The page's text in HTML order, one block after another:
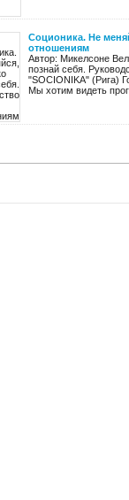
Соционика. Не
отношениям
Автор: Микелсоне
познай себя.
"SOCIONIKA" (Рига)
Мы хотим видеть